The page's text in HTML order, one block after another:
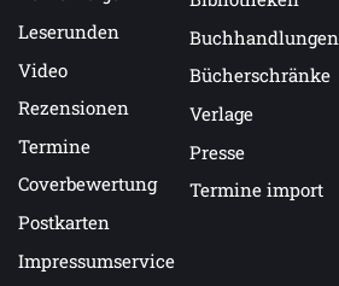
Leserunden
Video
Rezensionen
Termine
Coverbewertung
Postkarten
Impressumservice
Buchhandlungen
Bücherschränke
Verlage
Presse
Termine import